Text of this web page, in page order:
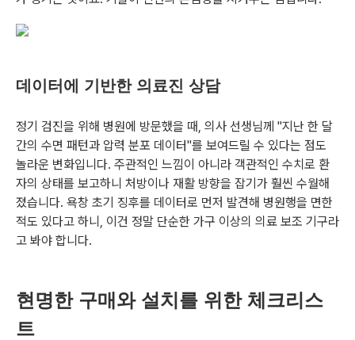
데이터에 기반한 의료진 상담
정기 검진을 위해 병원에 방문했을 때, 의사 선생님께 "지난 한 달
간의 수면 패턴과 압력 분포 데이터"를 보여드릴 수 있다는 점도
놀라운 변화입니다. 주관적인 느낌이 아니라 객관적인 수치로 환
자의 상태를 보고하니 처방이나 재활 방향을 잡기가 훨씬 수월해
졌습니다. 욕창 초기 징후를 데이터로 먼저 발견해 병원행을 면한
적도 있다고 하니, 이건 정말 단순한 가구 이상의 의료 보조 기구라
고 봐야 합니다.
현명한 구매와 설치를 위한 체크리스
트